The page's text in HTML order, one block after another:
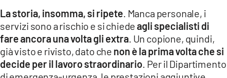
La storia, insomma, si ripete . Manca personale, i
servizi sono a rischio e si chiedeagli specialisti di
fare ancora una volta gli extra . Un copione, quindi,
già visto e rivisto, dato che non è la prima volta che si
decide per il lavoro straordinario . Per il Dipartimento